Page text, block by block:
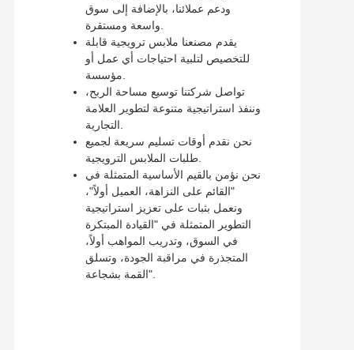
ودعم عملائنا، بالإضافة إلى سوق
واسعة ومستقرة.
يقدم مصنعنا ملابس ترويجية قابلة
للتخصيص لتلبية احتياجات أي عمل أو
مؤسسة.
تواصل شركتنا توسيع مساحة الربح،
وننفذ استراتيجية متنوعة لتطوير العلامة
التجارية.
نحن نقدم أوقات تسليم سريعة لجميع
طلبات الملابس الترويجية.
نحن نؤمن بالقيم الأساسية المتمثلة في
"القائم على النزاهة، العميل أولاً"،
ونعمل بثبات على تعزيز استراتيجية
التطوير المتمثلة في "القيادة المبتكرة
في السوق، وتدريب المواهب أولاً،
المتجذرة في مراقبة الجودة، وتسلق
القمة بشجاعة".